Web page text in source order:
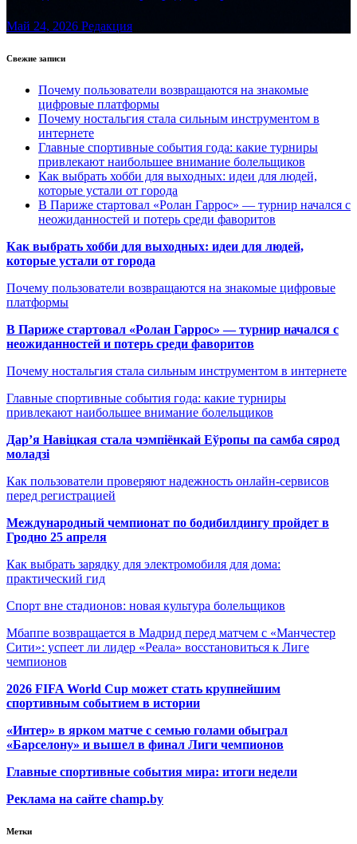
Май 24, 2026 Редакция
Свежие записи
Почему пользователи возвращаются на знакомые
цифровые платформы
Почему ностальгия стала сильным инструментом в
интернете
Главные спортивные события года: какие турниры
привлекают наибольшее внимание болельщиков
Как выбрать хобби для выходных: идеи для людей,
которые устали от города
В Париже стартовал «Ролан Гаррос» — турнир начался с
неожиданностей и потерь среди фаворитов
Как выбрать хобби для выходных: идеи для людей,
которые устали от города
Почему пользователи возвращаются на знакомые цифровые
платформы
В Париже стартовал «Ролан Гаррос» — турнир начался с
неожиданностей и потерь среди фаворитов
Почему ностальгия стала сильным инструментом в интернете
Главные спортивные события года: какие турниры
привлекают наибольшее внимание болельщиков
Дар’я Навіцкая стала чэмпіёнкай Еўропы па самба сярод
моладзі
Как пользователи проверяют надежность онлайн-сервисов
перед регистрацией
Международный чемпионат по бодибилдингу пройдет в
Гродно 25 апреля
Как выбрать зарядку для электромобиля для дома:
практический гид
Спорт вне стадионов: новая культура болельщиков
Мбаппе возвращается в Мадрид перед матчем с «Манчестер
Сити»: успеет ли лидер «Реала» восстановиться к Лиге
чемпионов
2026 FIFA World Cup может стать крупнейшим
спортивным событием в истории
«Интер» в ярком матче с семью голами обыграл
«Барселону» и вышел в финал Лиги чемпионов
Главные спортивные события мира: итоги недели
Реклама на сайте champ.by
Метки